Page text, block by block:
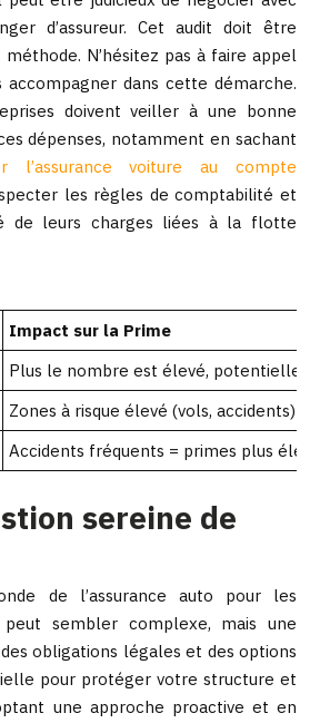
d’assureur. Cet audit doit être
N’hésitez pas à faire appel
dans cette démarche.
doivent veiller à une bonne
dépenses, notamment en sachant
l’assurance voiture au compte
les règles de comptabilité et
de leurs charges liées à la flotte
Impact sur la Prime
Plus le nombre est élevé,
Zones à risque élevé (vols, accidents)
Accidents fréquents = primes plus
sereine de
de l’assurance auto pour les
sembler complexe, mais une
obligations légales et des options
pour protéger votre structure et
une approche proactive et en